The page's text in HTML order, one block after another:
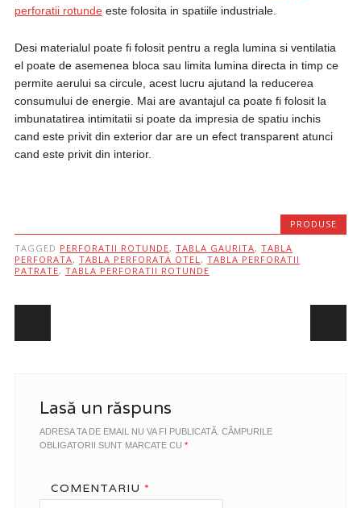
perforatii rotundeeste folosita in spatiile industriale.
Desi materialul poate fi folosit pentru a regla lumina si ventilatia
el poate de asemenea bloca sau limita lumina directa in timp ce
permite aerului sa circule, acest lucru ajutand la reducerea
consumului de energie. Mai are avantajul ca poate fi folosit la
imbunatatirea intimitatii si poate da impresia de spatiu inchis
cand este privit din exterior dar are un efect transparent atunci
cand este privit din interior.
PRODUSE
TAGGED PERFORATII ROTUNDE, TABLA GAURITA, TABLA
PERFORATA, TABLA PERFORATA OTEL, TABLA PERFORATII
PATRATE, TABLA PERFORATII ROTUNDE
Lasă un răspuns
ADRESA TA DE EMAIL NU VA FI PUBLICATĂ. CÂMPURILE
OBLIGATORII SUNT MARCATE CU *
COMENTARIU *